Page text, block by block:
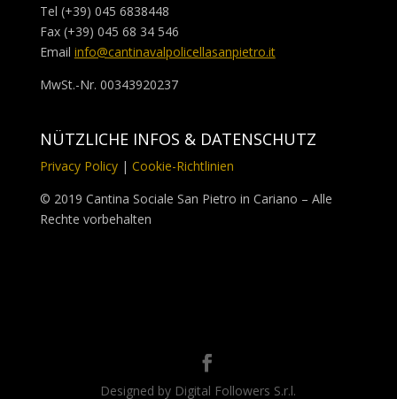
Tel (+39) 045 6838448
Fax (+39) 045 68 34 546
Email info@cantinavalpolicellasanpietro.it
MwSt.-Nr. 00343920237
NÜTZLICHE INFOS & DATENSCHUTZ
Privacy Policy| Cookie-Richtlinien
© 2019 Cantina Sociale San Pietro in Cariano – Alle
Rechte vorbehalten
Designed by Digital Followers S.r.l.